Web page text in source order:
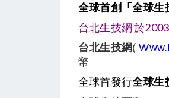
全球首創「全球生
台北生技網 於
台北生技網(
幣
全球首發行全球生